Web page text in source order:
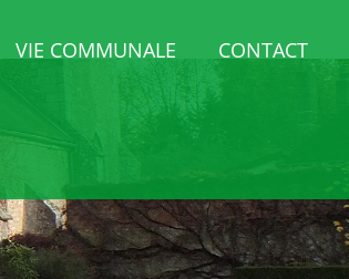
VIE COMMUNALE CONTACT